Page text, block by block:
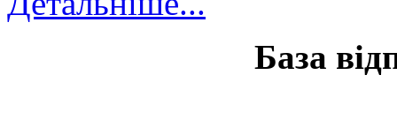
База